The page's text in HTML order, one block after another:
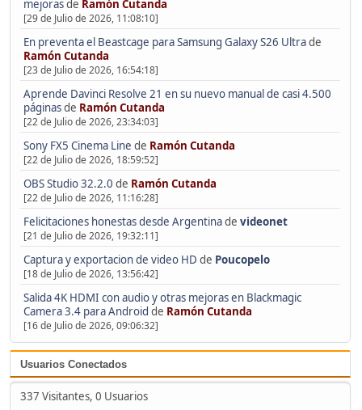
mejorasde Ramón Cutanda
[29 de Julio de 2026, 11:08:10]
En preventa el Beastcage para Samsung Galaxy S26 Ultrade
Ramón Cutanda
[23 de Julio de 2026, 16:54:18]
Aprende Davinci Resolve 21 en su nuevo manual de casi 4.500
páginasde Ramón Cutanda
[22 de Julio de 2026, 23:34:03]
Sony FX5 Cinema Line de Ramón Cutanda
[22 de Julio de 2026, 18:59:52]
OBS Studio 32.2.0 de Ramón Cutanda
[22 de Julio de 2026, 11:16:28]
Felicitaciones honestas desde Argentinade videonet
[21 de Julio de 2026, 19:32:11]
Captura y exportacion de video HD de Poucopelo
[18 de Julio de 2026, 13:56:42]
Salida 4K HDMI con audio y otras mejoras en Blackmagic
Camera 3.4 para Android de Ramón Cutanda
[16 de Julio de 2026, 09:06:32]
Usuarios Conectados
337 Visitantes, 0 Usuarios